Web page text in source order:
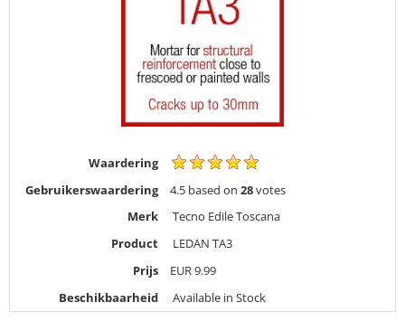
Waardering
Gebruikerswaardering
4.5based on 28votes
Merk
Tecno Edile Toscana
Product
LEDAN TA3
Prijs
EUR9.99
Beschikbaarheid
Available in Stock